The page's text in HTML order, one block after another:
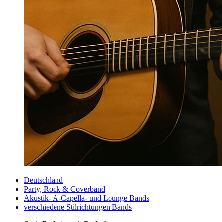
Deutschland
Party, Rock & Coverband
Akustik- A-Capella- und Lounge Bands
verschiedene Stilrichtungen Bands